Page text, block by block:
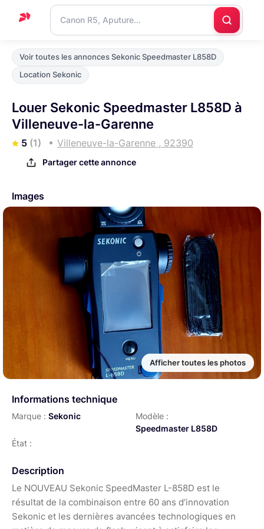
Accueil
Support
Nous
contacter
Voir toutes les annonces Sekonic Speedmaster L858D
Location Sekonic
Louer Sekonic Speedmaster L858D à
Villeneuve-la-Garenne
5 (1) Villeneuve-la-Garenne , 92390
Partager cette annonce
Images
Afficher toutes les photos
Informations technique
Marque : Sekonic
Modèle :
Speedmaster L858D
État :
Description
Le NOUVEAU Sekonic SpeedMaster L-858D est le
résultat de la combinaison entre 60 ans d’innovation
Sekonic et les dernières avancées technologiques en